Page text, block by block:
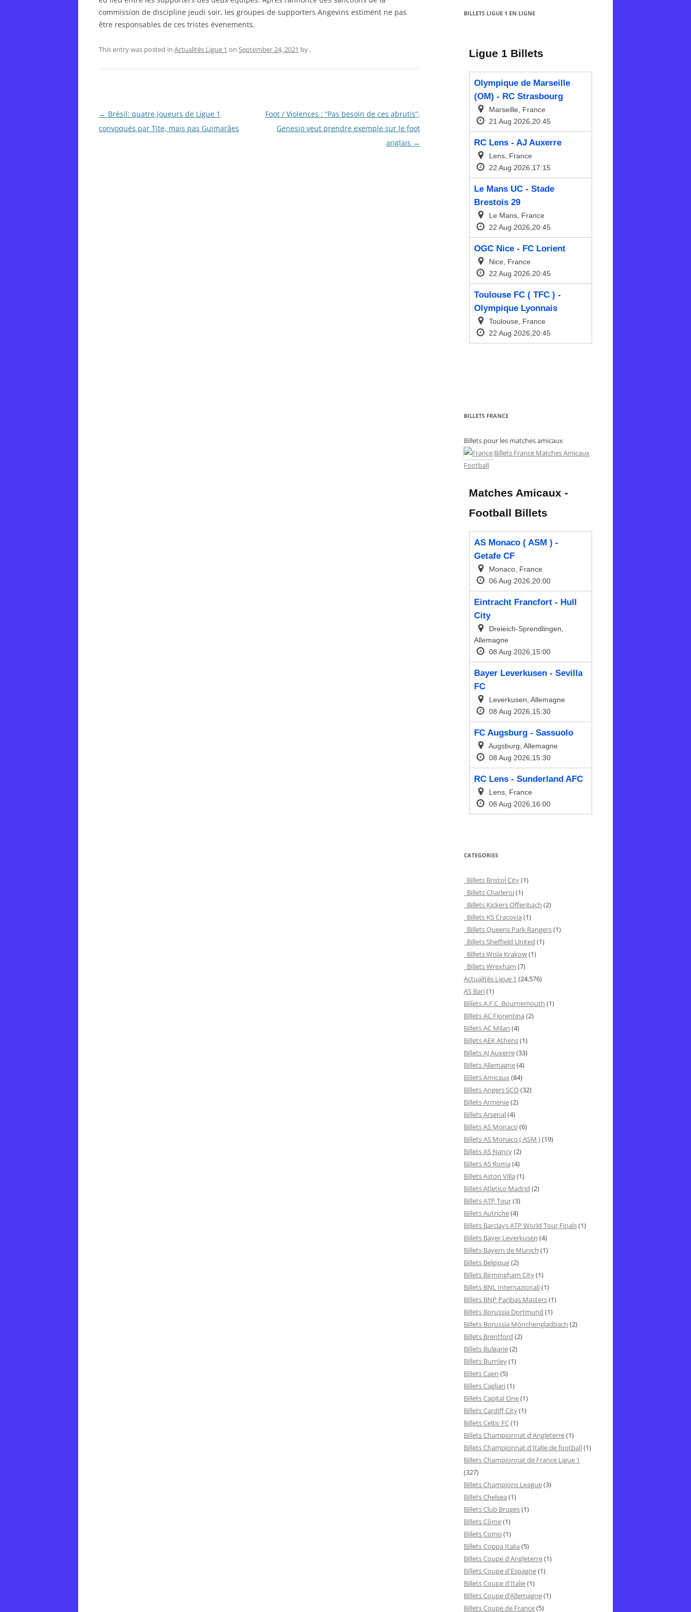
commission de discipline jeudi soir, les groupes de supporters Angevins estiment ne pas
être responsables de ces tristes évenements.
This entry was posted in Actualités Ligue 1 on September 24, 2021 by .
Post
navigation
← Brésil: quatre joueurs de Ligue 1
convoqués par Tite, mais pas Guimarães
Foot / Violences : “Pas besoin de ces abrutis”,
Genesio veut prendre exemple sur le foot
anglais →
BILLETS LIGUE 1 EN LIGNE
BILLETS FRANCE
Billets pour les matches amicaux
Billets France Matches Amicaux
Football
CATEGORIES
Billets Bristol City(1)
Billets Charleroi(1)
Billets Kickers Offenbach (2)
Billets KS Cracovia (1)
Billets Queens Park Rangers(1)
Billets Sheffield United (1)
Billets Wisla Krakow(1)
Billets Wrexham (7)
Actualités Ligue 1 (24,576)
AS Bari(1)
Billets A.F.C. Bournemouth (1)
Billets AC Fiorentina (2)
Billets AC Milan (4)
Billets AEK Athens(1)
Billets AJ Auxerre(33)
Billets Allemagne(4)
Billets Amicaux(84)
Billets Angers SCO(32)
Billets Armenie(2)
Billets Arsenal(4)
Billets AS Monaco (6)
Billets AS Monaco ( ASM )(19)
Billets AS Nancy(2)
Billets AS Roma (4)
Billets Aston Villa (1)
Billets Atletico Madrid (2)
Billets ATP Tour(3)
Billets Autriche(4)
Billets Barclays ATP World Tour Finals(1)
Billets Bayer Leverkusen (4)
Billets Bayern de Munich (1)
Billets Belgique(2)
Billets Birmingham City(1)
Billets BNL Internazionali(1)
Billets BNP Paribas Masters(1)
Billets Borussia Dortmund (1)
Billets Borussia Mönchengladbach (2)
Billets Brentford (2)
Billets Bulgarie(2)
Billets Burnley(1)
Billets Caen (5)
Billets Cagliari(1)
Billets Capital One(1)
Billets Cardiff City(1)
Billets Celtic FC(1)
Billets Championnat d'Angleterre(1)
Billets Championnat d'Italie de football(1)
Billets Championnat de France Ligue 1
(327)
Billets Champions League(3)
Billets Chelsea (1)
Billets Club Bruges(1)
Billets Côme(1)
Billets Como (1)
Billets Coppa Italia (5)
Billets Coupe d'Angleterre(1)
Billets Coupe d'Espagne(1)
Billets Coupe d'Italie(1)
Billets Coupe d’Allemagne(1)
Billets Coupe de France(5)